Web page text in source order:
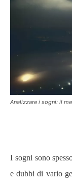
Analizzare i sogni: il
I sogni sono
e dubbi di vario